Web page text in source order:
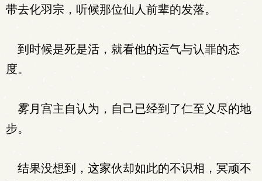
带去化羽宗，听候那位仙人前辈的发落。
到时候是死是活，就看他的运气与认罪的态
度。
雾月宫主自认为，自己已经到了仁至义尽的地
步。
结果没想到，这家伙却如此的不识相，冥顽不